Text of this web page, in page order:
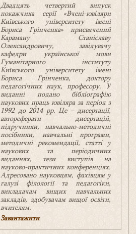
Двадцять четвертий випуск
покажчика серії «Вчені-ювіляри
Київського університету імені
Бориса Грінченка» присвячений
Караману Станіславу
Олександровичу, завідувачу
кафедри української мови
Гуманітарного інституту
Київського університету імені
Бориса Грінченка, доктору
педагогічних наук, професору. У
виданні подано бібліографію
наукових праць ювіляра за період з
1992 до 2014 рр. Це – дисертації,
автореферати дисертацій,
підручники, навчально-методичні
посібники, навчальні програми,
методичні рекомендації, статті у
наукових та періодичних
виданнях, тези виступів на
науково-практичних конференціях.
Адресовано науковцям, фахівцям у
галузі філології та педагогіки,
викладачам вищих навчальних
закладів, здобувачам вищої освіти,
вчителям.
Завантажити